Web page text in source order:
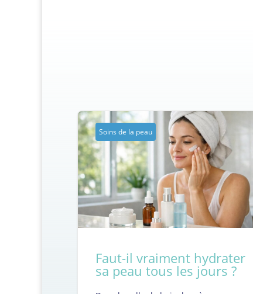
Soins de la peau
Faut-il vraiment hydrater
sa peau tous les jours ?